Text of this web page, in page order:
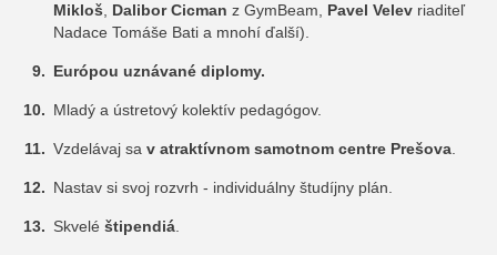
Mikloš
Dalibor Cicman z GymBeam, Pavel Velev riaditeľ
Nadace Tomáše Bati a mnohí ďalší).
Európou uznávané diplomy.
Mladý a ústretový kolektív pedagógov.
Vzdelávaj sa v atraktívnom samotnom centre Prešova
Nastav si svoj rozvrh - individuálny študíjny plán.
Skvelé štipendiá